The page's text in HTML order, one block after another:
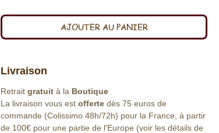
AJOUTER AU PANIER
Livraison
Retrait gratuit à la Boutique
La livraison vous est offerte dès 75 euros de
commande (Colissimo 48h/72h) pour la France, à partir
de 100€ pour une partie de l'Europe (voir les détails de